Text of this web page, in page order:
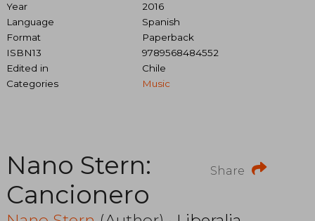
Year
2016
Language
Spanish
Format
Paperback
ISBN13
9789568484552
Edited in
Chile
Categories
Music
Share
Nano Stern:
Cancionero